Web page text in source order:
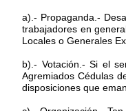
a).- Propaganda.-
trabajadores en
Locales o Generales
b).- Votación.- Si el
Agremiados Cédulas
disposiciones que